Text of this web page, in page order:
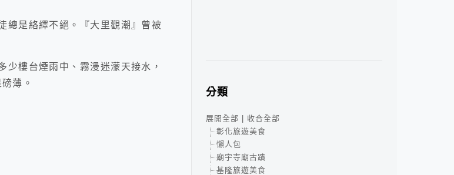
總是絡繹不絕。『大里觀潮』曾被
樓台煙雨中、霧漫迷濛天接水，
薄。
分類
展開全部
收合全部
彰化旅遊美食
懶人包
廟宇寺廟古蹟
基隆旅遊美食